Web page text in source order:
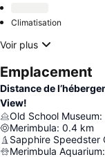
Climatisation
Voir plus
Emplacement
Distance de
View!
Old School Museum:
Merimbula: 0.4 km
Sapphire Speedster
Merimbula Aquarium: